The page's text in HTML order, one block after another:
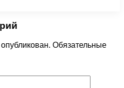
Обязательные